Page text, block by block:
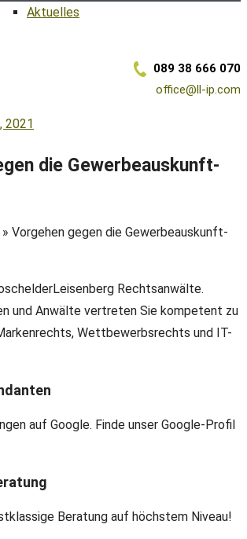
Aktuelles
089 38 666 070
office@ll-ip.com
2021
die Gewerbeauskunft-
» Vorgehen gegen die Gewerbeauskunft-
Rechtsanwälte.
und Anwälte vertreten Sie kompetent zu
Wettbewerbsrechts und IT-
auf Google. Finde unser Google-Profil
Beratung auf höchstem Niveau!